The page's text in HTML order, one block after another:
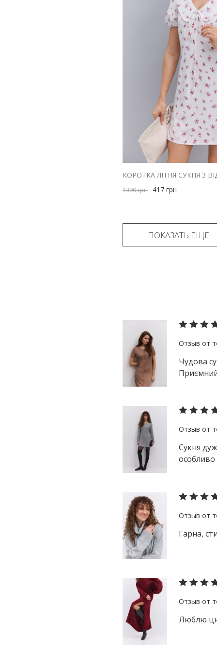
1390грн 417 грн
ПОКАЗАТЬ ЕЩЕ
Чудова
Сукня
Гарна,
Люблю